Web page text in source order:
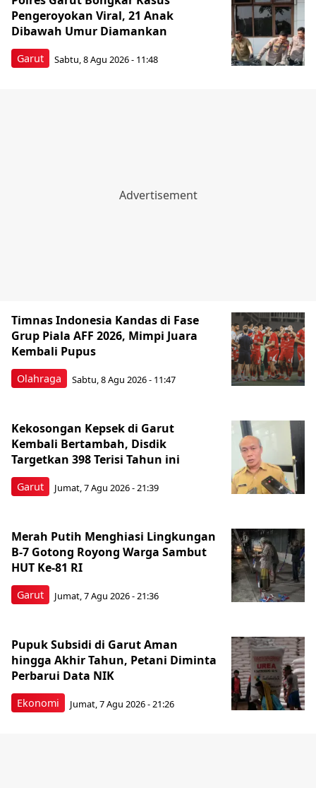
Garut
Pengeroyokan Viral, 21 Anak
Dibawah Umur Diamankan
Sabtu, 8 Agu 2026 - 11:48
Olahraga
Timnas Indonesia Kandas di Fase
Grup Piala AFF 2026, Mimpi Juara
Kembali Pupus
Sabtu, 8 Agu 2026 - 11:47
Garut
Kekosongan Kepsek di Garut
Kembali Bertambah, Disdik
Targetkan 398 Terisi Tahun ini
Jumat, 7 Agu 2026 - 21:39
Garut
Merah Putih Menghiasi Lingkungan
B-7 Gotong Royong Warga Sambut
HUT Ke-81 RI
Jumat, 7 Agu 2026 - 21:36
Ekonomi
Pupuk Subsidi di Garut Aman
hingga Akhir Tahun, Petani Diminta
Perbarui Data NIK
Jumat, 7 Agu 2026 - 21:26